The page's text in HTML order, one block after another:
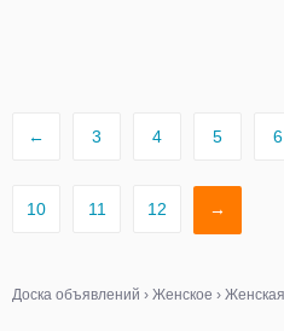
← 3 4 5 6
10 11 12 →
Доска объявлений › Женское ›